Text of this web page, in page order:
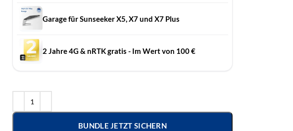
Garage für Sunseeker X5, X7 und X7 Plus
2 Jahre 4G & nRTK gratis - Im Wert von 100 €
BUNDLE JETZT SICHERN